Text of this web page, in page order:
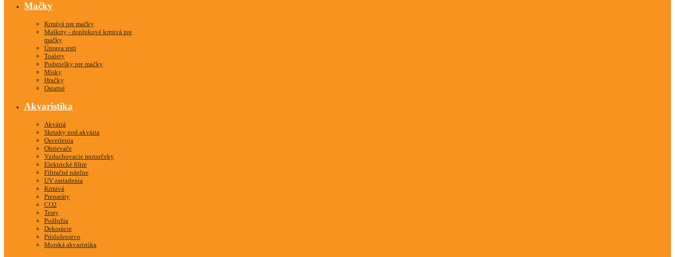
Mačky
Krmivá pre mačky
Maškrty - doplnkové krmivá pre
mačky
Úprava srsti
Toalety
Podstielky pre mačky
Misky
Hračky
Ostatné
Akvaristika
Akváriá
Skrinky pod akvária
Osvetlenia
Ohrievače
Vzduchovacie motorčeky
Elektrické filtre
Filtračné náplne
UV zariadenia
Krmivá
Preparáty
CO2
Testy
Podložia
Dekorácie
Príslušenstvo
Morská akvaristika